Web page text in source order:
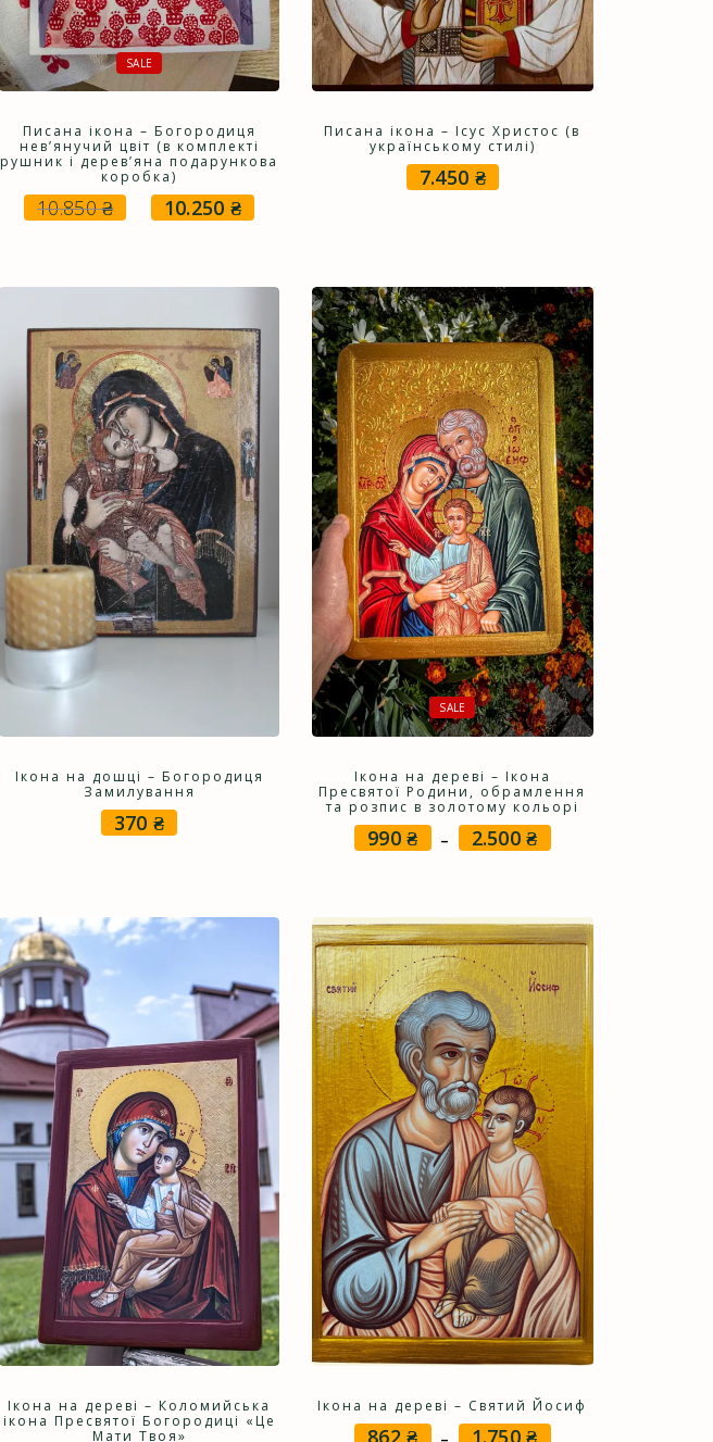
SALE
Писана ікона – Богородиця
нев’янучий цвіт (в комплекті
рушник і дерев’яна подарункова
коробка)
10.850₴
Оригінальна
10.250 ₴
Писана ікона – Ісус Христос (в
українському стилі)
7.450 ₴
Ікона на дошці – Богородиця
Замилування
370₴
SALE
Ікона на дереві – Ікона
Пресвятої Родини, обрамлення
та розпис в золотому кольорі
990₴ – 2.500₴
2.500 ₴
Ікона на дереві – Коломийська
ікона Пресвятої Богородиці «Це
Мати Твоя»
Ікона на дереві – Святий Йосиф
862₴ 1.750₴